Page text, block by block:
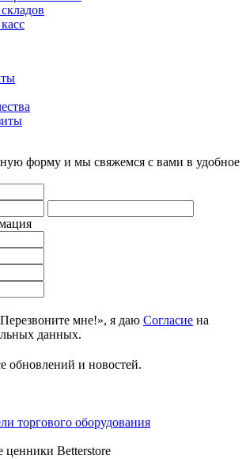
форму и мы свяжемся с вами в удобное
мне!», я даю Согласие на
данных.
обновлений и новостей.
торгового оборудования
ценники Betterstore